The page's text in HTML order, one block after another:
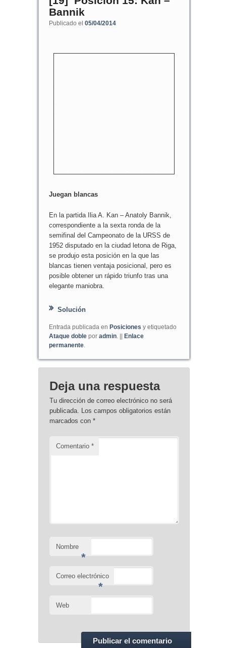
Bannik
Publicado el 05/04/2014
Juegan blancas
En la partida Ilia A. Kan – Anatoly Bannik,
correspondiente a la sexta ronda de la
semifinal del Campeonato de la URSS de
1952 disputado en la ciudad letona de Riga,
se produjo esta posición en la que las
blancas tienen ventaja posicional, pero es
posible obtener un rápido triunfo tras una
elegante maniobra.
Solución
Entrada publicada en Posiciones y etiquetado
Ataque doblepor admin. || Enlace
permanente.
Deja una respuesta
Tu dirección de correo electrónico no será
publicada. Los campos obligatorios están
marcados con *
Comentario *
Nombre
*
Correo electrónico
*
Web